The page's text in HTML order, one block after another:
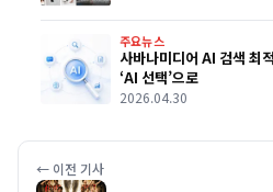
주요뉴스
사바나미디어 AI 검색 최
‘AI 선택’으로
2026.04.30
← 이전 기사